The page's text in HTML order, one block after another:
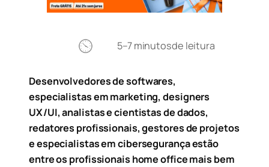
5–7 minutosde leitura
Desenvolvedores de softwares,
especialistas em marketing, designers
UX/UI, analistas e cientistas de dados,
redatores profissionais, gestores de projetos
e especialistas em cibersegurança estão
entre os profissionais home office mais bem